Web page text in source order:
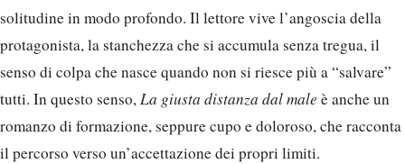
solitudine in modo profondo. Il lettore vive l’angoscia della
protagonista, la stanchezza che si accumula senza tregua, il
senso di colpa che nasce quando non si riesce più a “salvare”
tutti. In questo senso, La giusta distanza dal male è anche un
romanzo di formazione, seppure cupo e doloroso, che racconta
il percorso verso un’accettazione dei propri limiti.